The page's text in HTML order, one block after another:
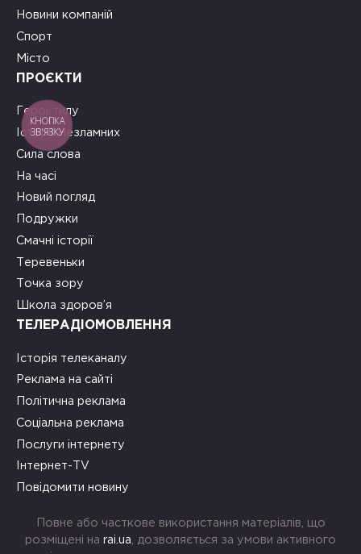
Новини компаній
Спорт
Місто
ПРОЄКТИ
Герої тилу
Історії Незламних
Сила слова
На часі
Новий погляд
Подружки
Смачні історії
Теревеньки
Точка зору
Школа здоров’я
ТЕЛЕРАДІОМОВЛЕННЯ
Історія телеканалу
Реклама на сайті
Політична реклама
Соціальна реклама
Послуги інтернету
Інтернет-TV
Повідомити новину
Повне або часткове використання матеріалів, що
розміщені на rai.ua , дозволяється за умови активного
КНОПКА
ЗВ'ЯЗКУ